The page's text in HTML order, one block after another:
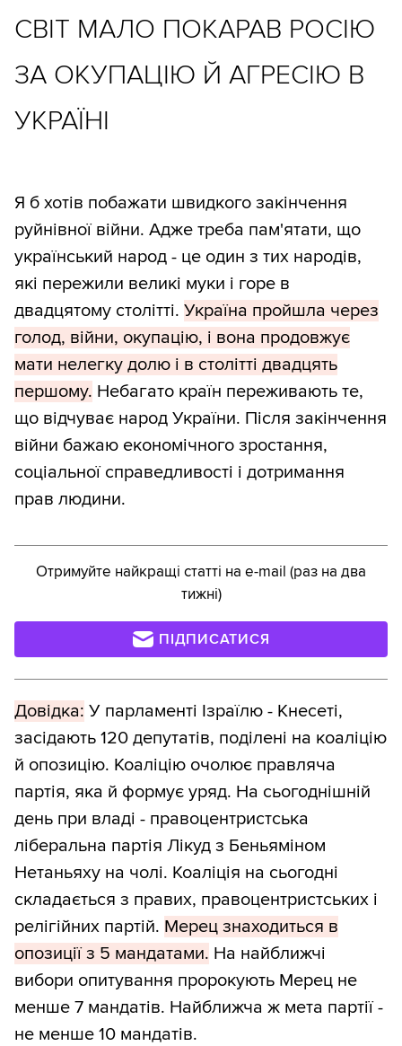
СВІТ МАЛО ПОКАРАВ РОСІЮ
ЗА ОКУПАЦІЮ Й АГРЕСІЮ В
УКРАЇНІ
Я б хотів побажати швидкого закінчення
руйнівної війни. Адже треба пам'ятати, що
український народ - це один з тих народів,
які пережили великі муки і горе в
двадцятому столітті. Україна пройшла через
голод, війни, окупацію, і вона продовжує
мати нелегку долю і в столітті двадцять
першому. Небагато країн переживають те,
що відчуває народ України. Після закінчення
війни бажаю економічного зростання,
соціальної справедливості і дотримання
прав людини.
Отримуйте найкращі статті на e-mail (раз на два
тижні)
ПІДПИСАТИСЯ
Довідка: У парламенті Ізраїлю - Кнесеті,
засідають 120 депутатів, поділені на коаліцію
й опозицію. Коаліцію очолює правляча
партія, яка й формує уряд. На сьогоднішній
день при владі - правоцентристська
ліберальна партія Лікуд з Беньяміном
Нетаньяху на чолі. Коаліція на сьогодні
складається з правих, правоцентристських і
релігійних партій. Мерец знаходиться в
опозиції з 5 мандатами. На найближчі
вибори опитування пророкують Мерец не
менше 7 мандатів. Найближча ж мета партії -
не менше 10 мандатів.